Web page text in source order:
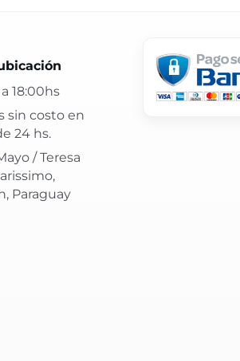
24 hs y atención confiable.
18:00hs
sin costo en
24 hs.
/ Teresa
Paraguay